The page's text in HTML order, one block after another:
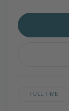
FULL TIME